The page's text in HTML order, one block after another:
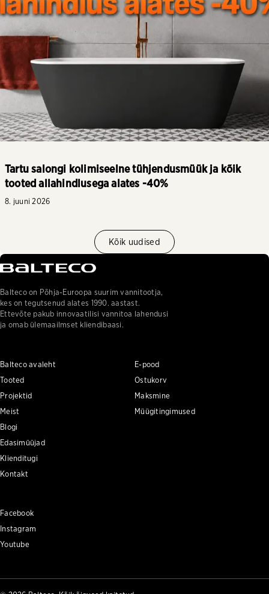
Tartu salongi kolimiseelne tühjendusmüük ja kõik
tooted allahindlusega alates -40%
8. juuni 2026
Kõik uudised
Balteco on Põhja-Euroopa suurim vannitootja,
kes on tegutsenud alates 1990. aastast.
Ettevõte pakub innovaatilisi vannitoa lahendusi
ja omab ülemaailmset kliendibaasi.
Balteco avaleht
Tooted
Projektid
Meist
Blogi
Edasimüüjad
Klienditugi
Kontakt
E-pood
Ostukorv
Maksmine
Müügitingimused
Facebook
Instagram
Youtube